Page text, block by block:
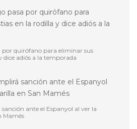
por quirófano para eliminar sus
dice adiós a la temporada
ante el Espanyol al ver la
Mamés